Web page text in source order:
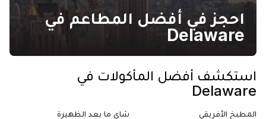
احجز في أفضل المطاعم في
Delaware
استكشف أفضل المأكولات في
Delaware
المطبخ الأفريقي
شاي ما بعد الظهيرة